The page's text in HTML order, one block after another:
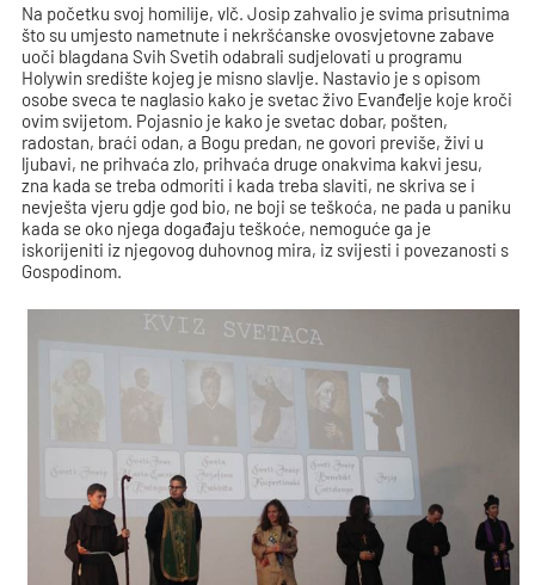
Na početku svoj homilije, vlč. Josip zahvalio je svima prisutnima
što su umjesto nametnute i nekršćanske ovosvjetovne zabave
uoči blagdana Svih Svetih odabrali sudjelovati u programu
Holywin središte kojeg je misno slavlje. Nastavio je s opisom
osobe sveca te naglasio kako je svetac živo Evanđelje koje kroči
ovim svijetom. Pojasnio je kako je svetac dobar, pošten,
radostan, braći odan, a Bogu predan, ne govori previše, živi u
ljubavi, ne prihvaća zlo, prihvaća druge onakvima kakvi jesu,
zna kada se treba odmoriti i kada treba slaviti, ne skriva se i
nevješta vjeru gdje god bio, ne boji se teškoća, ne pada u paniku
kada se oko njega događaju teškoće, nemoguće ga je
iskorijeniti iz njegovog duhovnog mira, iz svijesti i povezanosti s
Gospodinom.